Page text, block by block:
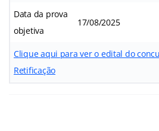
Data da prova
objetiva
17/08/2025
Clique aqui para ver o edital do
Retificação